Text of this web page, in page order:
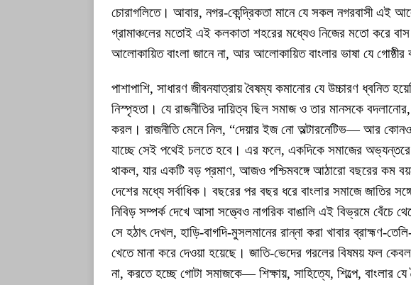
চোরাগলিতে। আবার, নগর-কেন্দ্রিকতা মানে যে সকল নগরবাসী এই
গ্রামাঞ্চলের মতোই এই কলকাতা শহরের মধ্যেও নিজের মতো করে
আলোকায়িত বাংলা জানে না, আর আলোকায়িত বাংলার ভাষা যে গোষ্ঠীর
পাশাপাশি, সাধারণ জীবনযাত্রায় বৈষম্য কমানোর যে উচ্চারণ ধ্বনিত
নিস্পৃহতা। যে রাজনীতির দায়িত্ব ছিল সমাজ ও তার মানসকে
করল। রাজনীতি মেনে নিল, “দেয়ার ইজ নো অল্টারনেটিভ— আর কোনও
যাচ্ছে সেই পথেই চলতে হবে। এর ফলে, একদিকে সমাজের অভ্যন্তরে
থাকল, যার একটি বড় প্রমাণ, আজও পশ্চিমবঙ্গে আঠারো বছরের কম
দেশের মধ্যে সর্বাধিক। বছরের পর বছর ধরে বাংলার সমাজে জাতির
নিবিড় সম্পর্ক দেখে আসা সত্ত্বেও নাগরিক বাঙালি এই বিভ্রমে বেঁচে
সে হঠাৎ দেখল, হাড়ি-বাগদি-মুসলমানের রান্না করা খাবার ব্রাহ্মণ-
খেতে মানা করে দেওয়া হয়েছে। জাতি-ভেদের গরলের বিষময় ফল
না, করতে হচ্ছে গোটা সমাজকে— শিক্ষায়, সাহিত্যে, শিল্পে, বাংলার যে